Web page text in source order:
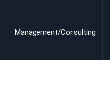
Management/Consulting